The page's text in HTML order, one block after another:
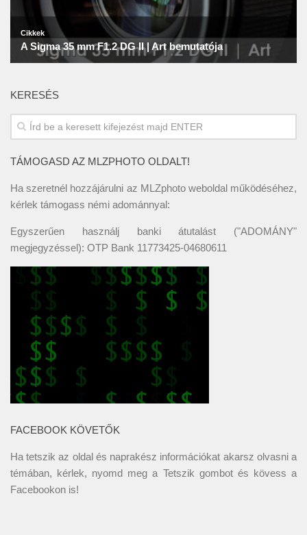
KERESÉS
TÁMOGASD AZ MLZPHOTO OLDALT!
Ha szeretnél hozzájárulni az MLZphoto weboldal működéséhez,
kérlek támogass némi adománnyal:
Egyszerűen használj banki átutalást ("ADOMÁNY"
megjegyzéssel): OTP Bank 11773425-04680611
FACEBOOK KÖVETŐK
Ha tetszik az oldal és naprakész információkat akarsz olvasni a
témában, kérlek, nyomd meg a Tetszik gombot és kövess a
Facebookon is!